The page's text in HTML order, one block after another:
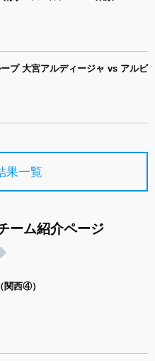
プ 大宮アルディージャ vs アルビ
果一覧
ーム紹介ページ
関西④）